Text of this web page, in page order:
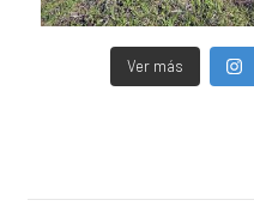
Ver más